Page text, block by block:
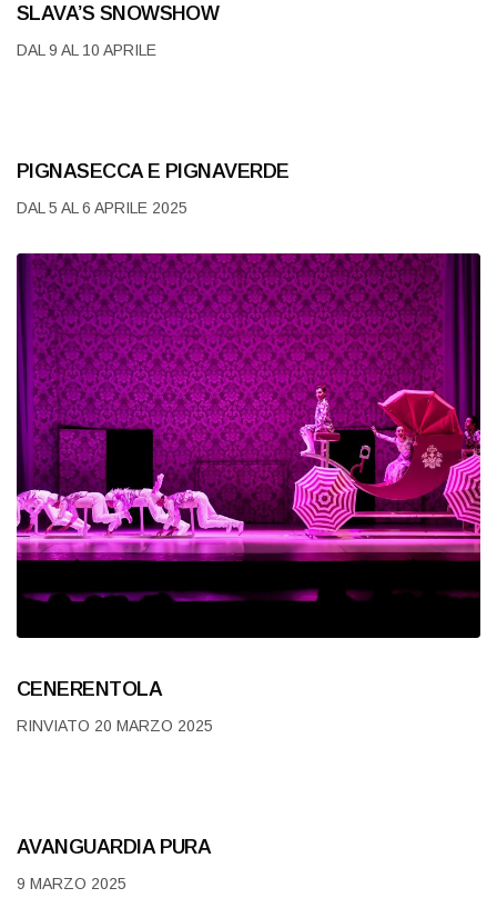
SLAVA’S SNOWSHOW
DAL 9 AL 10 APRILE
PIGNASECCA E PIGNAVERDE
DAL 5 AL 6 APRILE 2025
CENERENTOLA
RINVIATO 20 MARZO 2025
AVANGUARDIA PURA
9 MARZO 2025